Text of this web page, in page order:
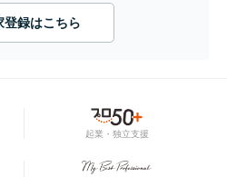
登録はこちら
起業・独立支援